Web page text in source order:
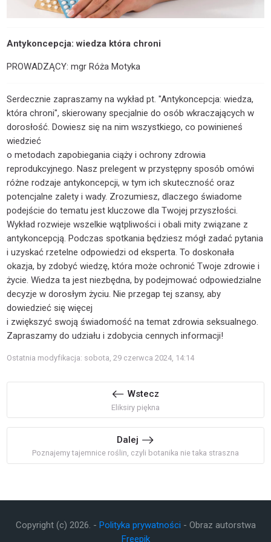
Antykoncepcja: wiedza która chroni
PROWADZĄCY: mgr Róża Motyka
Serdecznie zapraszamy na wykład pt. "Antykoncepcja: wiedza,
która chroni", skierowany specjalnie do osób wkraczających w
dorosłość. Dowiesz się na nim wszystkiego, co powinieneś
wiedzieć
o metodach zapobiegania ciąży i ochrony zdrowia
reprodukcyjnego. Nasz prelegent w przystępny sposób omówi
różne rodzaje antykoncepcji, w tym ich skuteczność oraz
potencjalne zalety i wady. Zrozumiesz, dlaczego świadome
podejście do tematu jest kluczowe dla Twojej przyszłości.
Wykład rozwieje wszelkie wątpliwości i obali mity związane z
antykoncepcją. Podczas spotkania będziesz mógł zadać pytania
i uzyskać rzetelne odpowiedzi od eksperta. To doskonała
okazja, by zdobyć wiedzę, która może ochronić Twoje zdrowie i
życie. Wiedza ta jest niezbędna, by podejmować odpowiedzialne
decyzje w dorosłym życiu. Nie przegap tej szansy, aby
dowiedzieć się więcej
i zwiększyć swoją świadomość na temat zdrowia seksualnego.
Zapraszamy do udziału i zdobycia cennych informacji!
Ostatnia modyfikacja: sobota, 29 czerwca 2024, 14:14
Wstecz
Eliksiry piękna
Dalej
Poznajemy tajemnice roślin, czyli botanika nie taka straszna
Copyright (c) 2026. - Polityka prywatności - Obraz autorstwa
Freepik